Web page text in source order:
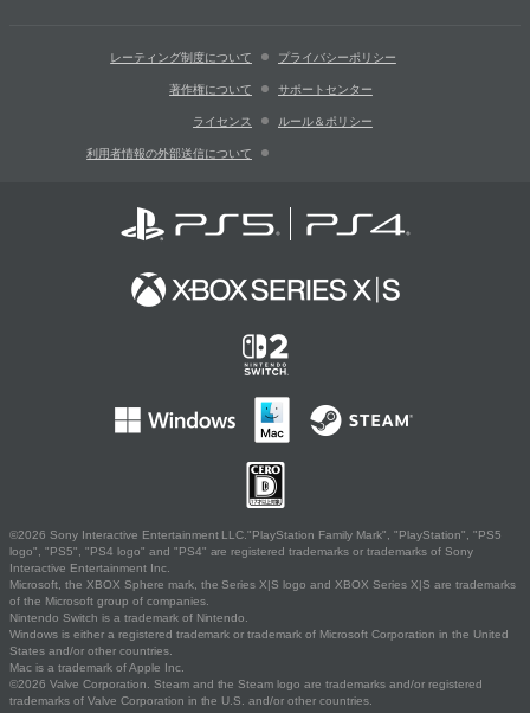
レーティング制度について プライバシーポリシー
著作権について サポートセンター
ライセンス ルール＆ポリシー
利用者情報の外部送信について
©2026 Sony Interactive Entertainment LLC."PlayStation Family Mark", "PlayStation", "PS5
logo", "PS5", "PS4 logo" and "PS4" are registered trademarks or trademarks of Sony
Interactive Entertainment Inc.
Microsoft, the XBOX Sphere mark, the Series X|S logo and XBOX Series X|S are trademarks
of the Microsoft group of companies.
Nintendo Switch is a trademark of Nintendo.
Windows is either a registered trademark or trademark of Microsoft Corporation in the United
States and/or other countries.
Mac is a trademark of Apple Inc.
©2026 Valve Corporation. Steam and the Steam logo are trademarks and/or registered
trademarks of Valve Corporation in the U.S. and/or other countries.